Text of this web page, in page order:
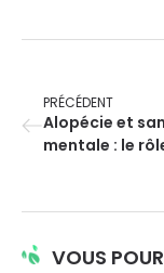
PRÉCÉDENT
Alopécie et
mentale : le
VOUS